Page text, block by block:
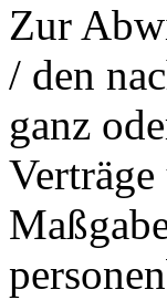
Zur
/ den
ganz